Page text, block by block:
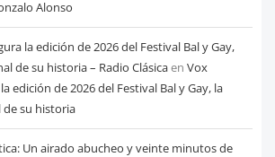
Alonso
la edición de 2026 del Festival Bal y Gay,
de su historia – Radio Clásicaen Vox
edición de 2026 del Festival Bal y Gay, la
su historia
Un airado abucheo y veinte minutos de